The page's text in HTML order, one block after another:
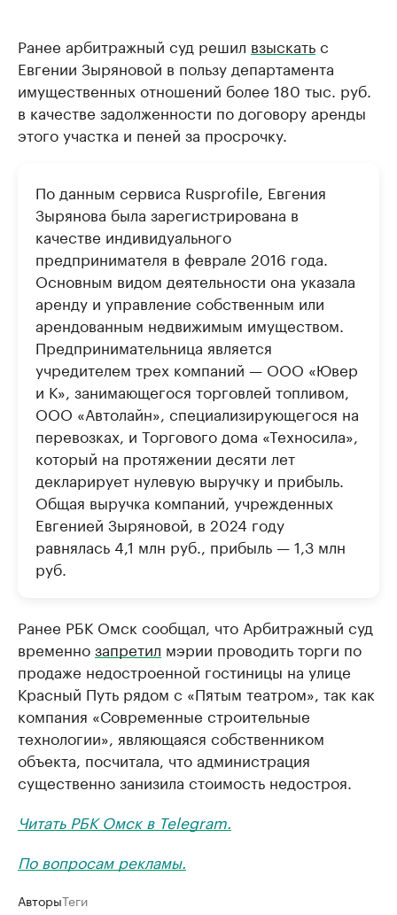
Ранее арбитражный суд решил взыскатьс
Евгении Зыряновой в пользу департамента
имущественных отношений более 180 тыс. руб.
в качестве задолженности по договору аренды
этого участка и пеней за просрочку.
По данным сервиса Rusprofile, Евгения
Зырянова была зарегистрирована в
качестве индивидуального
предпринимателя в феврале 2016 года.
Основным видом деятельности она указала
аренду и управление собственным или
арендованным недвижимым имуществом.
Предпринимательница является
учредителем трех компаний — ООО «Ювер
и К», занимающегося торговлей топливом,
ООО «Автолайн», специализирующегося на
перевозках, и Торгового дома «Техносила»,
который на протяжении десяти лет
декларирует нулевую выручку и прибыль.
Общая выручка компаний, учрежденных
Евгенией Зыряновой, в 2024 году
равнялась 4,1 млн руб., прибыль — 1,3 млн
руб.
Ранее РБК Омск сообщал, что Арбитражный суд
временнозапретил мэрии проводить торги по
продаже недостроенной гостиницы на улице
Красный Путь рядом с «Пятым театром», так как
компания «Современные строительные
технологии», являющаяся собственником
объекта, посчитала, что администрация
существенно занизила стоимость недостроя.
Читать РБК Омск в Telegram.
По вопросам рекламы.
АвторыТеги